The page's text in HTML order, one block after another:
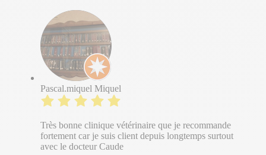
Pascal.miquel Miquel
Très bonne clinique vétérinaire que je recommande
fortement car je suis client depuis longtemps surtout
avec le docteur Caude